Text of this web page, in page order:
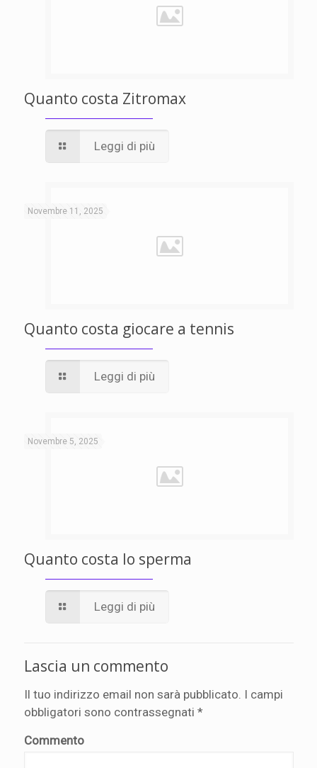
Quanto costa Zitromax
Leggi di più
Novembre 11, 2025
Quanto costa giocare a tennis
Leggi di più
Novembre 5, 2025
Quanto costa lo sperma
Leggi di più
Lascia un commento
Il tuo indirizzo email non sarà pubblicato. I campi
obbligatori sono contrassegnati *
Commento